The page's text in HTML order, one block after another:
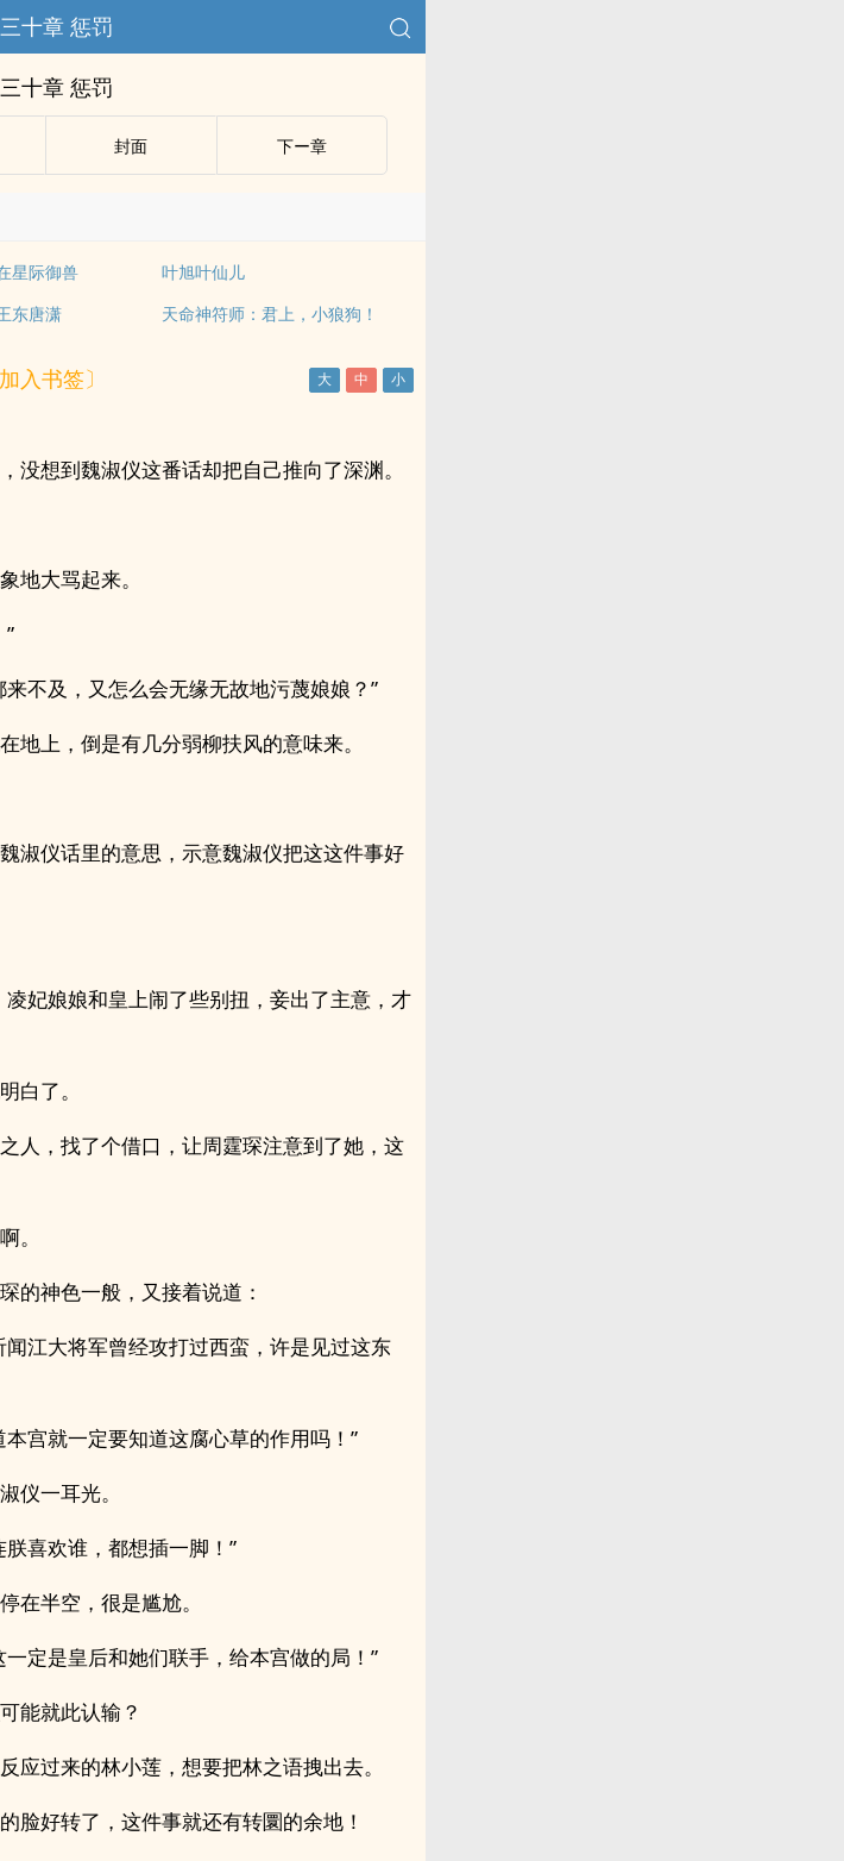
十章 惩罚
十章 惩罚
封面 下ー章
星际御兽
叶旭叶仙儿
东唐潇 天命神符师：君上，小狼狗！
加入书签〕
没想到魏淑仪这番话却把自己推向了深渊。
地大骂起来。
不及，又怎么会无缘无故地污蔑娘娘？”
地上，倒是有几分弱柳扶风的意味来。
淑仪话里的意思，示意魏淑仪把这这件事好
妃娘娘和皇上闹了些别扭，妾出了主意，才
白了。
人，找了个借口，让周霆琛注意到了她，这
。
的神色一般，又接着说道：
江大将军曾经攻打过西蛮，许是见过这东
宫就一定要知道这腐心草的作用吗！”
仪一耳光。
喜欢谁，都想插一脚！”
在半空，很是尴尬。
定是皇后和她们联手，给本宫做的局！”
能就此认输？
应过来的林小莲，想要把林之语拽出去。
脸好转了，这件事就还有转圜的余地！